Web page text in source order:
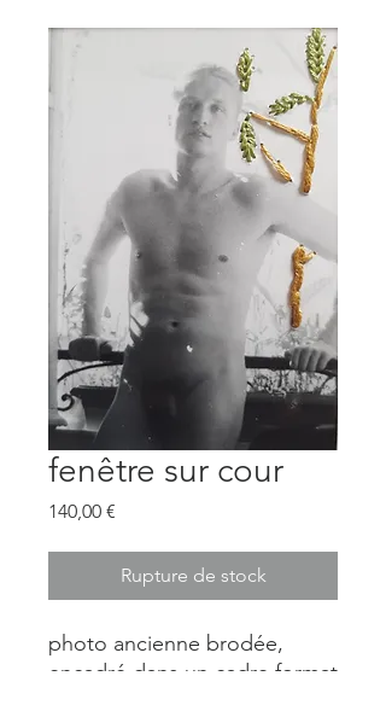
fenêtre sur cour
140,00 €
Rupture de stock
photo ancienne brodée,
encadré dans un cadre format